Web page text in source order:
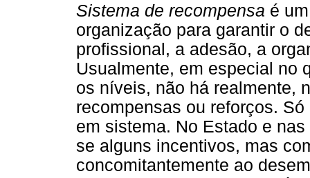
Sistema de recompensa é
organização para garantir o
profissional, a adesão, a
Usualmente, em especial no
os níveis, não há realmente,
recompensas ou reforços.
em sistema. No Estado e
se alguns incentivos, mas
concomitantemente ao